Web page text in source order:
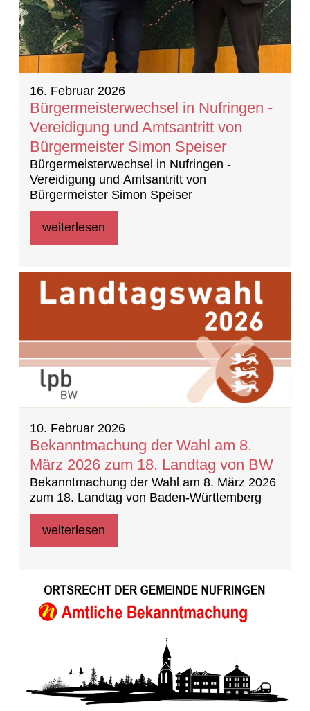
16. Februar 2026
Bürgermeisterwechsel in Nufringen -
Vereidigung und Amtsantritt von
Bürgermeister Simon Speiser
Bürgermeisterwechsel in Nufringen -
Vereidigung und Amtsantritt von
Bürgermeister Simon Speiser
weiterlesen
10. Februar 2026
Bekanntmachung der Wahl am 8.
März 2026 zum 18. Landtag von BW
Bekanntmachung der Wahl am 8. März 2026
zum 18. Landtag von Baden-Württemberg
weiterlesen